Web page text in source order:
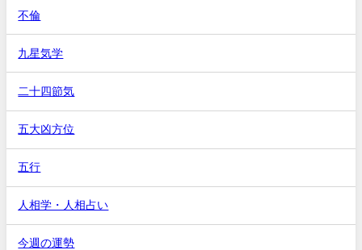
不倫
九星気学
二十四節気
五大凶方位
五行
人相学・人相占い
今週の運勢